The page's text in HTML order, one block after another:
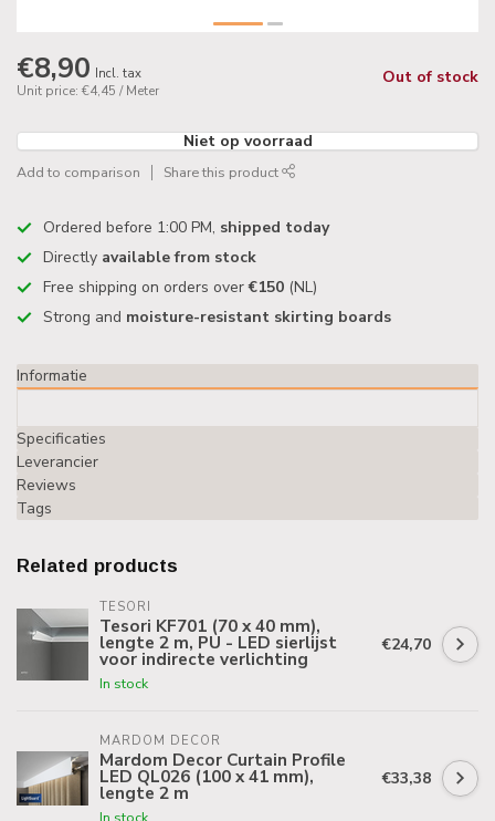
€8,90 Incl. tax
Unit price: €4,45 / Meter
Out of stock
Niet op voorraad
Add to comparison Share this product
Ordered before 1:00 PM, shipped today
Directly available from stock
Free shipping on orders over€150 (NL)
Strong and moisture-resistant skirting boards
Informatie
Specificaties
Leverancier
Reviews
Tags
Related products
TESORI
Tesori KF701 (70 x 40 mm),
lengte 2 m, PU - LED sierlijst
voor indirecte verlichting
In stock
€24,70
MARDOM DECOR
Mardom Decor Curtain Profile
LED QL026 (100 x 41 mm),
lengte 2 m
In stock
€33,38